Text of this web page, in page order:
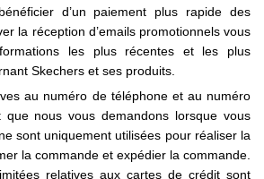
d’un paiement plus rapide des
la réception d’emails promotionnels vous
les plus récentes et les plus
Skechers et ses produits.
au numéro de téléphone et au numéro
nous vous demandons lorsque vous
sont uniquement utilisées pour réaliser la
la commande et expédier la commande.
relatives aux cartes de crédit sont